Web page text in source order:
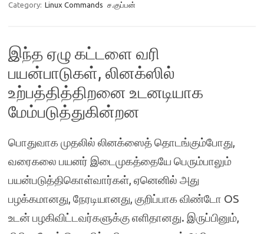
Category: Linux Commands ச.குப்பன்
இந்த ஏழு கட்டளை வரி
பயன்பாடுகள், லினக்ஸில்
உற்பத்தித்திறனை உடனடியாக
மேம்படுத்துகின்றன
பொதுவாக முதலில் லினக்ஸைத் தொடங்கும்போது,
வரைகலை பயனர் இடைமுகத்தையே பெரும்பாலும்
பயன்படுத்திகொள்வார்கள், ஏனெனில் அது
பழக்கமானது, நேரடியானது, குறிப்பாக விண்டோ OS
உடன் பழகிவிட்டவர்களுக்கு எளிதானது. இருப்பினும்,